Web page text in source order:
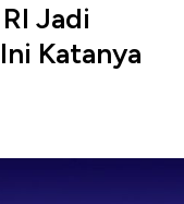
Jadi
Katanya